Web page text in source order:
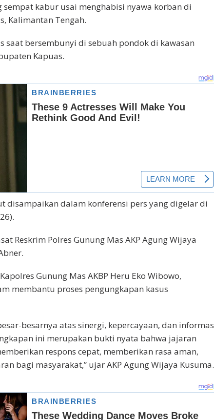
kabur usai menghabisi nyawa korban di
Kalimantan Tengah.
saat bersembunyi di sebuah pondok di kawasan
Kapuas.
disampaikan dalam konferensi pers yang digelar di
Reskrim Polres Gunung Mas AKP Agung Wijaya
Gunung Mas AKBP Heru Eko Wibowo,
membantu proses pengungkapan kasus
besarnya atas sinergi, kepercayaan, dan
ini merupakan bukti nyata bahwa jajaran
respons cepat, memberikan rasa aman,
bagi masyarakat,” ujar AKP Agung Wijaya Kusuma.